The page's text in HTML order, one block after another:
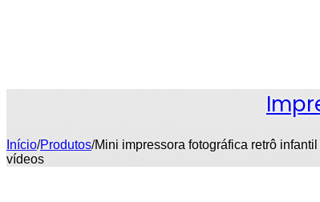
Início/Produtos/Mini impressora fotográfica retrô
vídeos